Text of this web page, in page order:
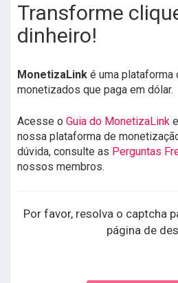
Transforme
dinheiro!
MonetizaLink é uma plataforma
monetizados que paga em dólar.
Acesse o Guia do MonetizaLink
nossa plataforma de
dúvida, consulte as Perguntas
nossos membros.
Por favor, resolva o captcha
página de